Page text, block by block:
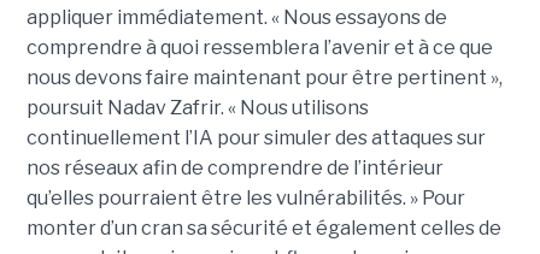
appliquer immédiatement. « Nous essayons de
comprendre à quoi ressemblera l’avenir et à ce que
nous devons faire maintenant pour être pertinent »,
poursuit Nadav Zafrir. « Nous utilisons
continuellement l’IA pour simuler des attaques sur
nos réseaux afin de comprendre de l’intérieur
qu’elles pourraient être les vulnérabilités. » Pour
monter d’un cran sa sécurité et également celles de